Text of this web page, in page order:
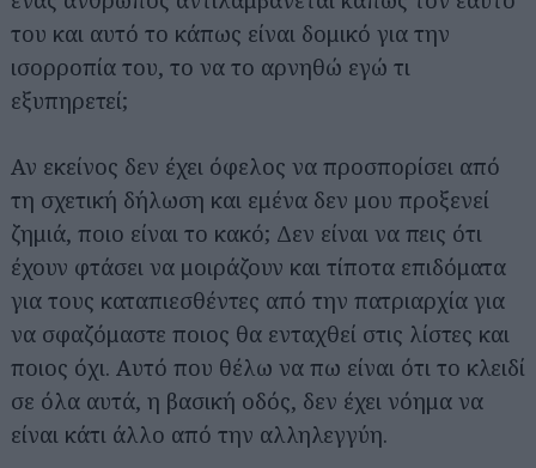
του και αυτό το κάπως είναι δομικό για την
ισορροπία του, το να το αρνηθώ εγώ τι
εξυπηρετεί;
Αν εκείνος δεν έχει όφελος να προσπορίσει από
τη σχετική δήλωση και εμένα δεν μου προξενεί
ζημιά, ποιο είναι το κακό; Δεν είναι να πεις ότι
έχουν φτάσει να μοιράζουν και τίποτα επιδόματα
για τους καταπιεσθέντες από την πατριαρχία για
να σφαζόμαστε ποιος θα ενταχθεί στις λίστες και
ποιος όχι. Αυτό που θέλω να πω είναι ότι το κλειδί
σε όλα αυτά, η βασική οδός, δεν έχει νόημα να
είναι κάτι άλλο από την αλληλεγγύη.